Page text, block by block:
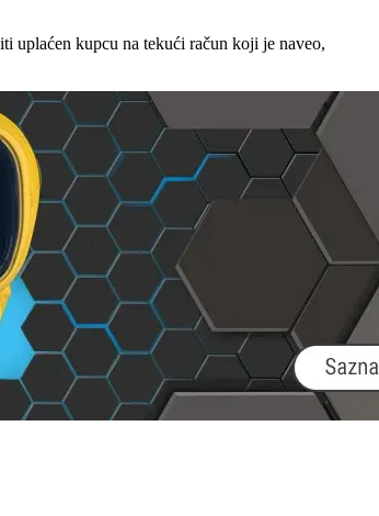
uplaćen kupcu na tekući račun koji je naveo,